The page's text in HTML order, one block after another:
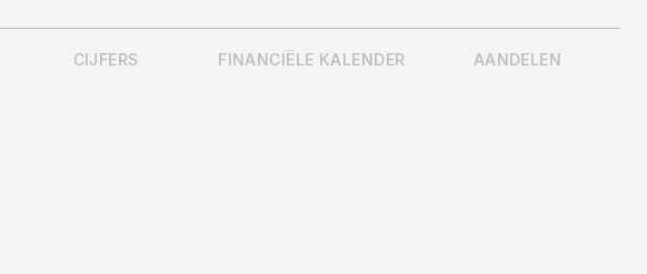
CIJFERS FINANCIËLE KALENDER AANDELEN